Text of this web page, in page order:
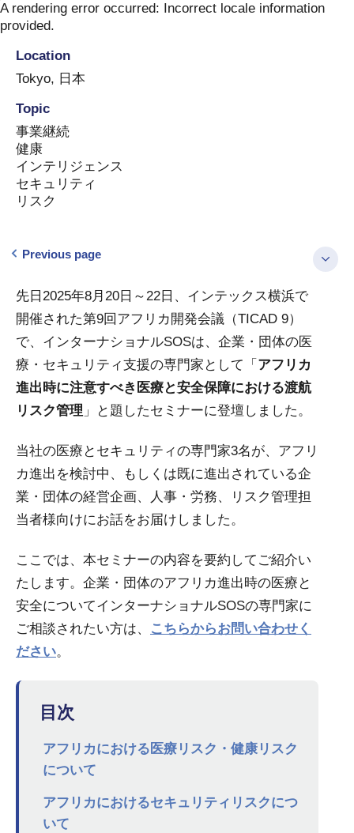
Skip
to
A rendering error occurred: Incorrect locale information
provided.
Location
Tokyo, 日本
Topic
事業継続
健康
インテリジェンス
セキュリティ
リスク
Previous page
先日2025年8月20日～22日、インテックス横浜で
開催された第9回アフリカ開発会議（TICAD 9）
で、インターナショナルSOSは、企業・団体の医
療・セキュリティ支援の専門家として「 アフリカ
進出時に注意すべき医療と安全保障における渡航
リスク管理 」と題したセミナーに登壇しました。
当社の医療とセキュリティの専門家3名が、アフリ
カ進出を検討中、もしくは既に進出されている企
業・団体の経営企画、人事・労務、リスク管理担
当者様向けにお話をお届けしました。
ここでは、本セミナーの内容を要約してご紹介い
たします。企業・団体のアフリカ進出時の医療と
安全についてインターナショナルSOSの専門家に
ご相談されたい方は、
こちらからお問い合わせく
ださい。
目次
アフリカにおける医療リスク・健康リスク
について
アフリカにおけるセキュリティリスクにつ
いて